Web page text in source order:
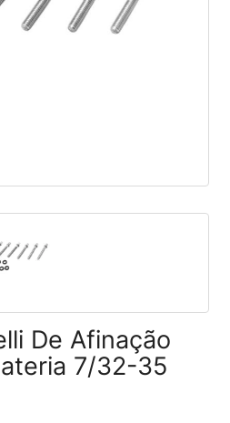
De Afinação
7/32-35